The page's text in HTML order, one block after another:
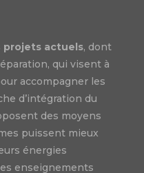
projets actuels, dont
qui visent à
accompagner les
d’intégration du
des moyens
puissent mieux
énergies
enseignements